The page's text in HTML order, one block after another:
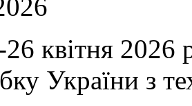
квітня 2026
України з